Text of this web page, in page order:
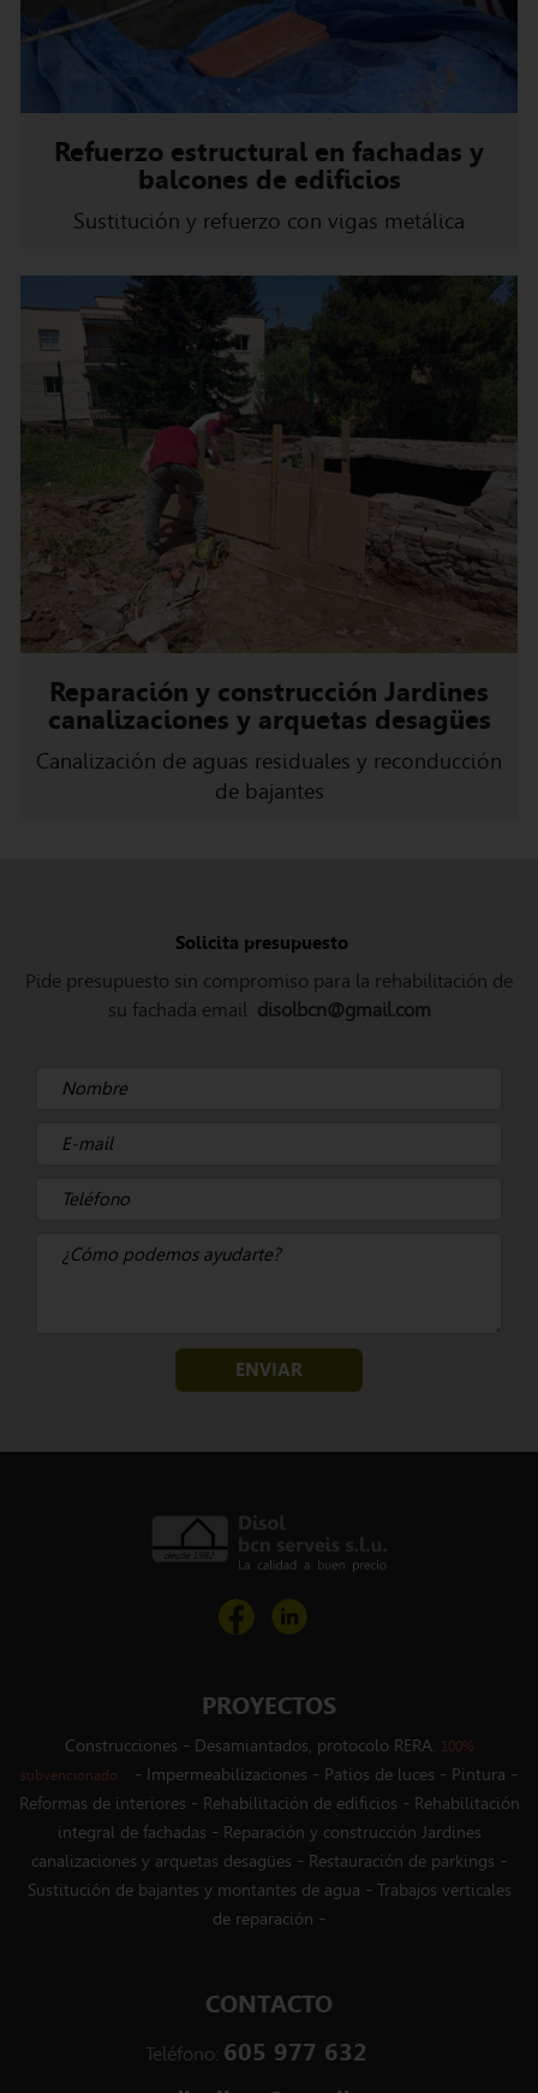
Refuerzo estructural en fachadas y
balcones de edificios
Sustitución y refuerzo con vigas metálica
Reparación y construcción Jardines
canalizaciones y arquetas desagües
Canalización de aguas residuales y reconducción
de bajantes
Solicita presupuesto
Pide presupuesto sin compromiso para la rehabilitación de
su fachada email disolbcn@gmail.com
ENVIAR
PROYECTOS
Construcciones - Desamiantados, protocolo RERA. 100%
subvencionado
- Impermeabilizaciones - Patios de luces - Pintura -
Reformas de interiores - Rehabilitación de edificios - Rehabilitación
integral de fachadas - Reparación y construcción Jardines
canalizaciones y arquetas desagües - Restauración de parkings -
Sustitución de bajantes y montantes de agua - Trabajos verticales
de reparación -
CONTACTO
Teléfono: 605 977 632